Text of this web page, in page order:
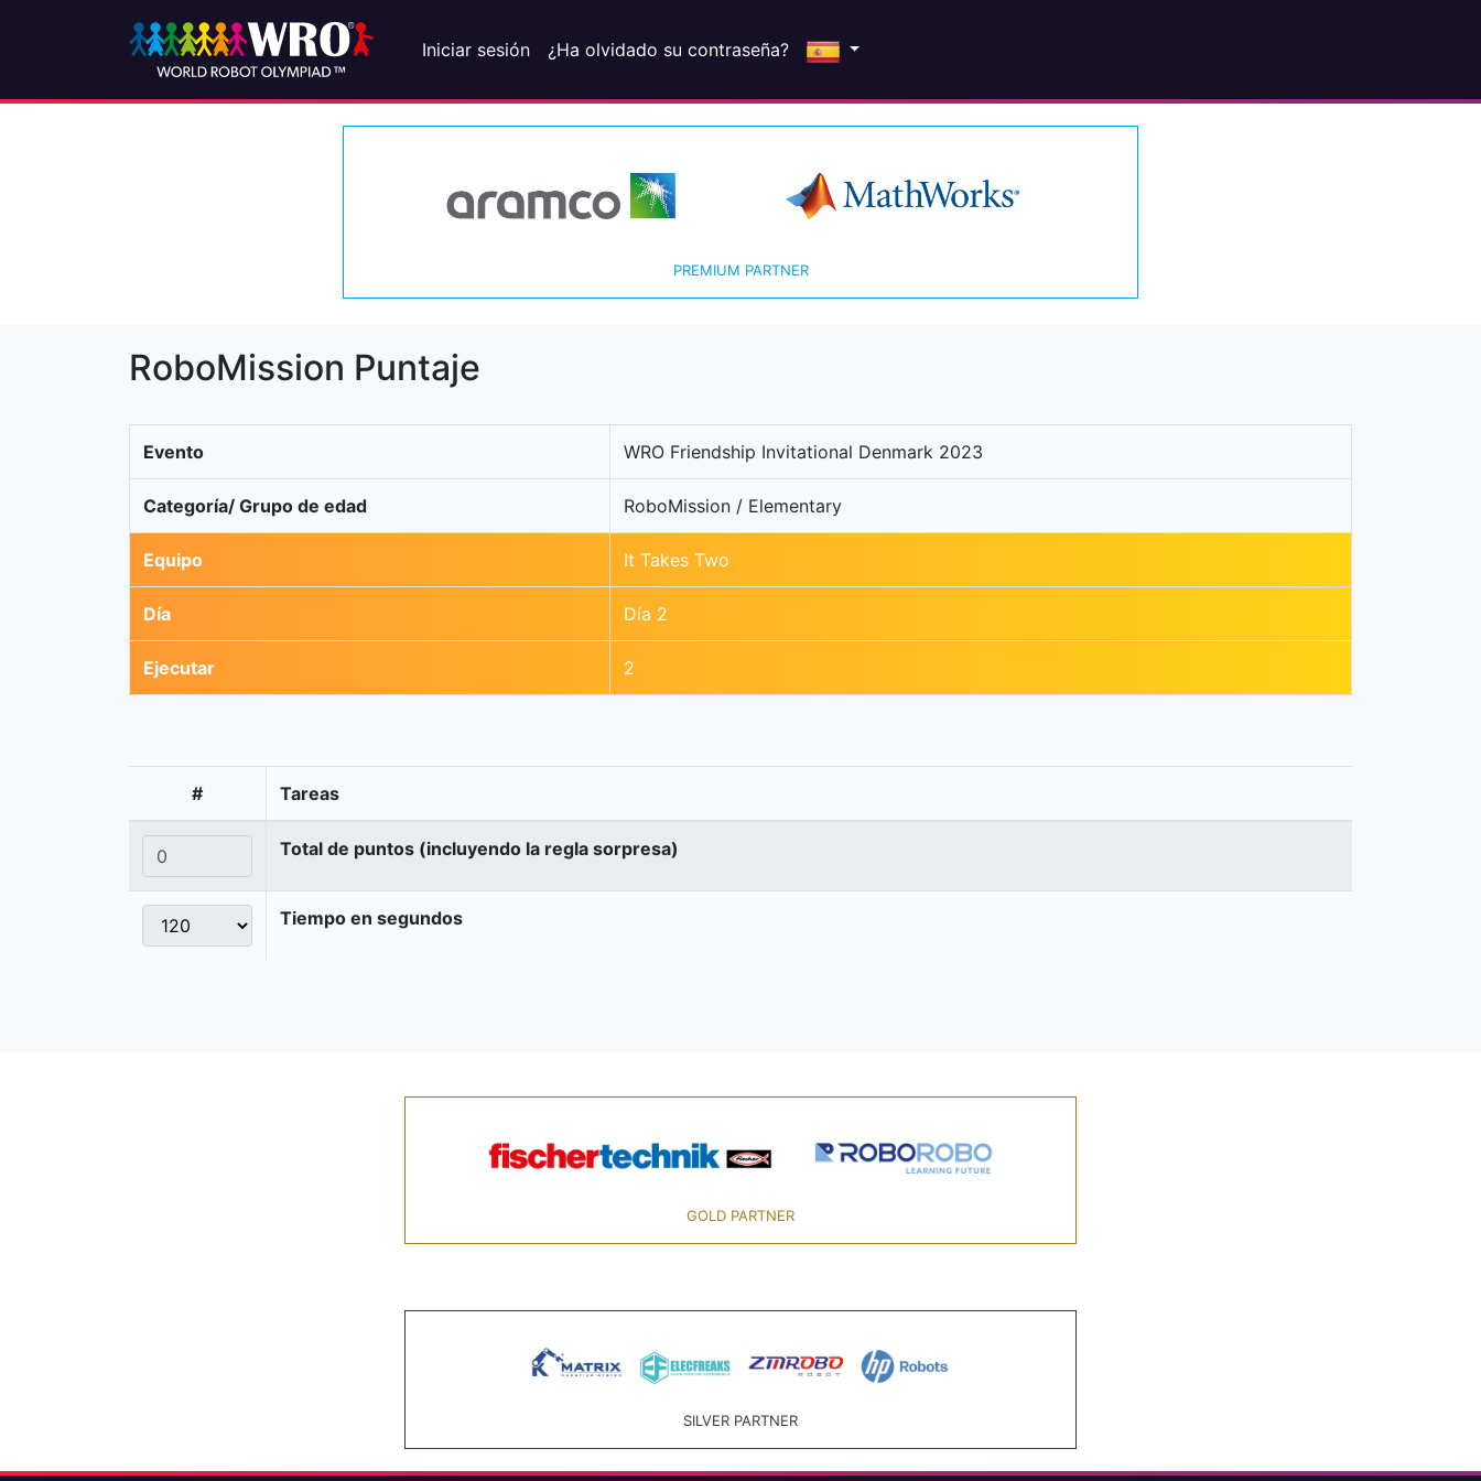
Iniciar sesión ¿Ha olvidado su contraseña?
PREMIUM PARTNER
RoboMission Puntaje
Evento WRO Friendship Invitational Denmark 2023
Categoría/ Grupo de edad RoboMission / Elementary
Equipo It Takes Two
Día Día 2
Ejecutar 2
# Tareas
Total de puntos (incluyendo la regla sorpresa)
Tiempo en segundos
GOLD PARTNER
SILVER PARTNER